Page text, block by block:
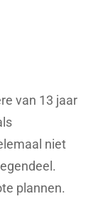
van 13 jaar
niet
plannen.